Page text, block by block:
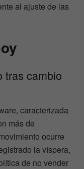
al ajuste de las
tras cambio
caracterizada
más de
ocurre
la víspera,
de no vender